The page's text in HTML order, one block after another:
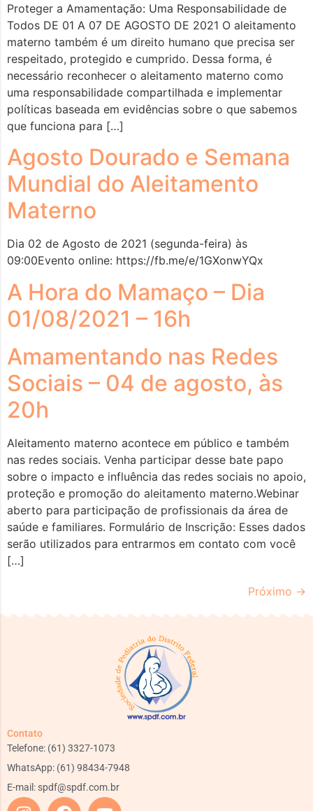
Proteger a Amamentação: Uma Responsabilidade de
Todos DE 01 A 07 DE AGOSTO DE 2021 O aleitamento
materno também é um direito humano que precisa ser
respeitado, protegido e cumprido. Dessa forma, é
necessário reconhecer o aleitamento materno como
uma responsabilidade compartilhada e implementar
políticas baseada em evidências sobre o que sabemos
que funciona para […]
Agosto Dourado e Semana
Mundial do Aleitamento
Materno
Dia 02 de Agosto de 2021 (segunda-feira) às
09:00Evento online: https://fb.me/e/1GXonwYQx
A Hora do Mamaço – Dia
01/08/2021 – 16h
Amamentando nas Redes
Sociais – 04 de agosto, às
20h
Aleitamento materno acontece em público e também
nas redes sociais. Venha participar desse bate papo
sobre o impacto e influência das redes sociais no apoio,
proteção e promoção do aleitamento materno.Webinar
aberto para participação de profissionais da área de
saúde e familiares. Formulário de Inscrição: Esses dados
serão utilizados para entrarmos em contato com você
[…]
Próximo →
Contato
Telefone: (61) 3327-1073
WhatsApp: (61) 98434-7948
E-mail: spdf@spdf.com.br